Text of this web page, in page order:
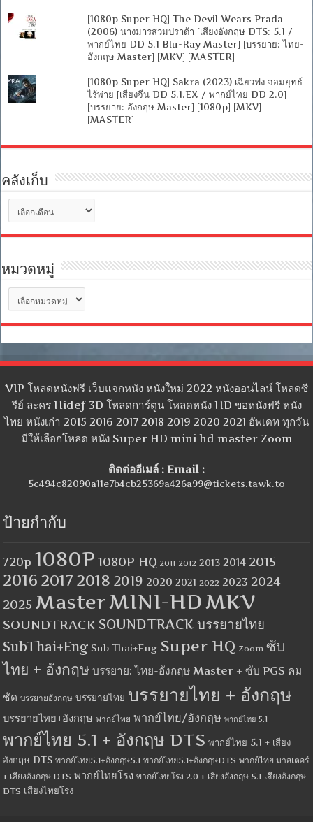
[1080p Super HQ] The Devil Wears Prada
(2006) นางมารสวมปราด้า [เสียงอังกฤษ DTS: 5.1 /
พากย์ไทย DD 5.1 Blu-Ray Master] [บรรยาย: ไทย-
อังกฤษ Master] [MKV] [MASTER]
[1080p Super HQ] Sakra (2023) เฉียวฟง จอมยุทธ์
ไร้พ่าย [เสียงจีน DD 5.1.EX / พากย์ไทย DD 2.0]
[บรรยาย: อังกฤษ Master] [1080p] [MKV]
[MASTER]
คลังเก็บ
เก็บ
หมวดหมู่
หมู่
VIP โหลดหนังฟรี เว็บแจกหนัง หนังใหม่ 2022 หนังออนไลน์ โหลดซี
รีย์ ละคร Hidef 3D โหลดการ์ตูน โหลดหนัง HD ขอหนังฟรี หนัง
ไทย หนังเก่า 2015 2016 2017 2018 2019 2020 2021 อัพเดท ทุกวัน
มีให้เลือกโหลด หนัง Super HD mini hd master Zoom
ติดต่ออีเมล์ : Email :
5c494c82090a11e7b4cb25369a426a99@tickets.tawk.to
ป้ายกำกับ
720p 1080P 1080P HQ 2011 2012 2013 2014 2015
2016 2017 2018 2019 2020 2021 2022 2023 2024
2025 MasterMINI-HDMKV
SOUNDTRACK SOUNDTRACK บรรยายไทย
SubThai+Eng Sub Thai+Eng Super HQ Zoom ซับ
ไทย + อังกฤษ บรรยาย: ไทย-อังกฤษ Master + ซับ PGS คม
ชัด บรรยายอังกฤษ บรรยายไทย บรรยายไทย + อังกฤษ
บรรยายไทย+อังกฤษ พากย์ไทย พากย์ไทย/อังกฤษ พากย์ไทย 5.1
พากย์ไทย 5.1 + อังกฤษ DTS พากย์ไทย 5.1 + เสียง
อังกฤษ DTS พากย์ไทย5.1+อังกฤษ5.1 พากย์ไทย5.1+อังกฤษDTS พากย์ไทย มาสเตอร์
+ เสียงอังกฤษ DTS พากย์ไทยโรง พากย์ไทยโรง 2.0 + เสียงอังกฤษ 5.1 เสียงอังกฤษ
DTS เสียงไทยโรง